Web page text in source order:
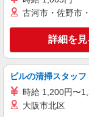
キープ
ソフトバンク七宝店
古河市・佐野市
詳細を見
ビルの清掃スタッフ
時給 1,200円〜
大阪市北区